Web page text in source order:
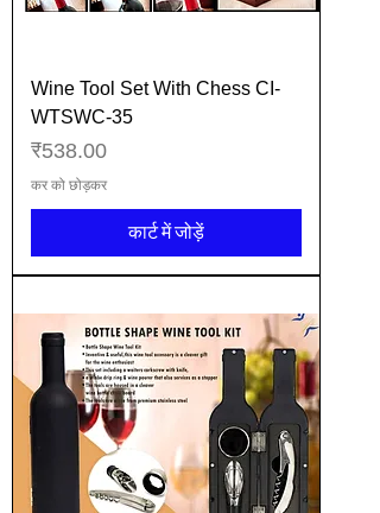
Wine Tool Set With Chess CI-
WTSWC-35
मूल्य
₹538.00
कर को छोड़कर
कार्ट में जोड़ें